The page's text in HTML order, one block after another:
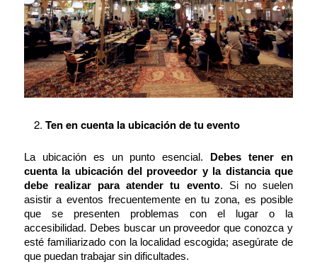
Ten en cuenta la ubicación de tu evento
La ubicación es un punto esencial. Debes tener en
cuenta la ubicación del proveedor y la distancia que
debe realizar para atender tu evento. Si no suelen
asistir a eventos frecuentemente en tu zona, es posible
que se presenten problemas con el lugar o la
accesibilidad. Debes buscar un proveedor que conozca y
esté familiarizado con la localidad escogida; asegúrate de
que puedan trabajar sin dificultades.